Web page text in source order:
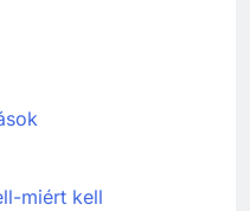
miért kell